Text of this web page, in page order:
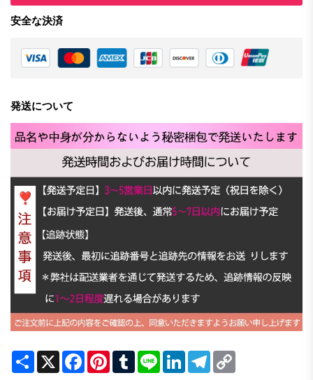
安全な決済
発送について
Share X FacebookPinterestTumblrLine LinkedInTelegram